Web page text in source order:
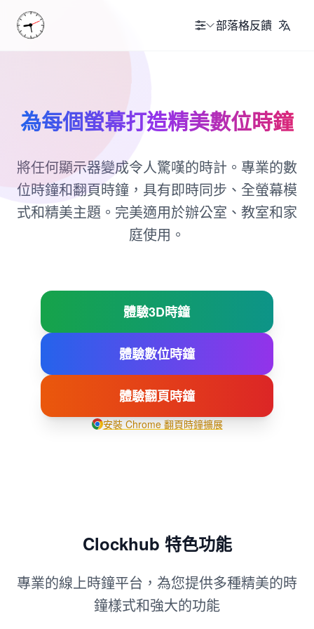
部落格反饋
為每個螢幕打造精美數位時鐘
將任何顯示器變成令人驚嘆的時計。專業的數
位時鐘和翻頁時鐘，具有即時同步、全螢幕模
式和精美主題。完美適用於辦公室、教室和家
庭使用。
體驗3D時鐘
體驗數位時鐘
體驗翻頁時鐘
安裝 Chrome 翻頁時鐘擴展
Clockhub 特色功能
專業的線上時鐘平台，為您提供多種精美的時
鐘樣式和強大的功能